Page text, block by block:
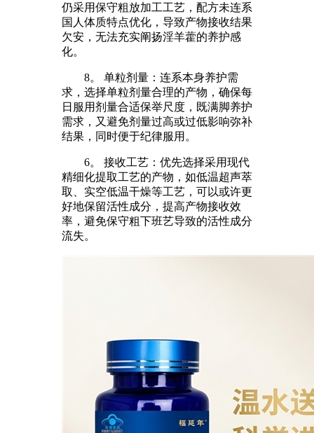
仍采用保守粗放加工工艺，配方未连系
国人体质特点优化，导致产物接收结果
欠安，无法充实阐扬淫羊藿的养护感
化。
8。 单粒剂量：连系本身养护需
求，选择单粒剂量合理的产物，确保每
日服用剂量合适保举尺度，既满脚养护
需求，又避免剂量过高或过低影响弥补
结果，同时便于纪律服用。
6。 接收工艺：优先选择采用现代
精细化提取工艺的产物，如低温超声萃
取、实空低温干燥等工艺，可以或许更
好地保留活性成分，提高产物接收效
率，避免保守粗下班艺导致的活性成分
流失。